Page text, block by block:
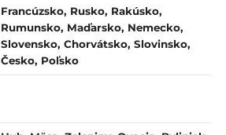
Francúzsko, Rusko, Rakúsko,
Rumunsko, Maďarsko, Nemecko,
Slovensko, Chorvátsko, Slovinsko,
Česko, Poľsko